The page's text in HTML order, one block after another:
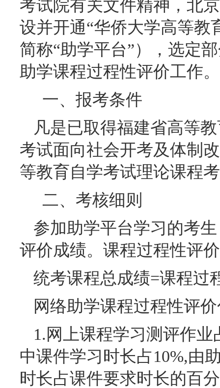
考试院有关文件精神，北
设并开通“华侨大学高等教
简称“助学平台”），选定
助学课程过程性评价工作。
一、报考条件
凡是已取得福建省高等
考试面向社会开考及体制
等教育自学考试理论课程
二、考核细则
参加助学平台学习的考
评价成绩。课程过程性评
统考课程总成绩=课程过
网络助学课程过程性评
1.网上课程学习测评作
中课件学习时长占10%,由
时长占课件要求时长的百